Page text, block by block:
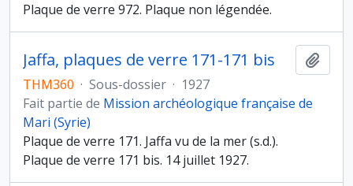
Plaque de verre 972. Plaque non légendée.
Jaffa, plaques de verre 171-171 bis
THM360 · Sous-dossier · 1927
Fait partie de Mission archéologique française de
Mari (Syrie)
Plaque de verre 171. Jaffa vu de la mer (s.d.).
Plaque de verre 171 bis. 14 juillet 1927.